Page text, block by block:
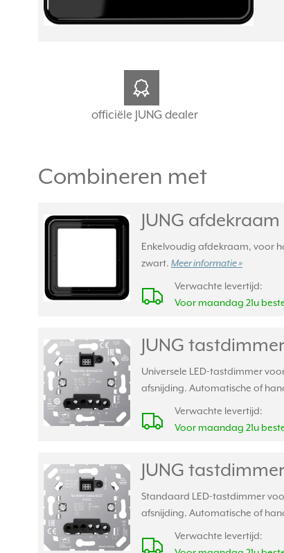
officiële JUNG dealer
Combineren met
JUNG
Enkelvoudig afdekraam, voor
zwart. Meer informatie »
Verwachte levertijd:
Voor maandag 21u
JUNG tastdimmer
Universele LED-tastdimmer
afsnijding. Automatische of
Verwachte levertijd:
Voor maandag 21u
JUNG
Standaard LED-tastdimmer
afsnijding. Automatische of
Verwachte levertijd: